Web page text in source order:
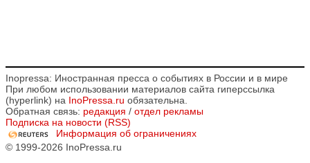
Inopressa: Иностранная пресса о событиях в России и в мире
При любом использовании материалов сайта гиперссылка
(hyperlink) на InoPressa.ru обязательна.
Обратная связь: редакция / отдел рекламы
Подписка на новости (RSS)
Информация об ограничениях
© 1999-2026 InoPressa.ru